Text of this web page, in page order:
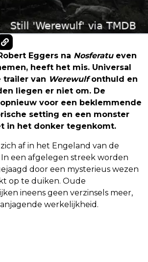
Eggers na Nosferatueven
heeft het mis. Universal
trailer van Werewulfonthuld en
liegen er niet om. De
voor een beklemmende
setting en een monster
in het donker tegenkomt.
af in het Engeland van de
een afgelegen streek worden
door een mysterieus wezen
op te duiken. Oude
ineens geen verzinsels meer,
werkelijkheid.